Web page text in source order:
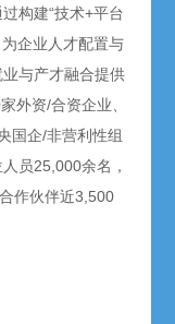
构建“技术+平台
企业人才配置与
与产才融合提供
外资/合资企业、
国企/非营利性组
员25,000余名，
作伙伴近3,500